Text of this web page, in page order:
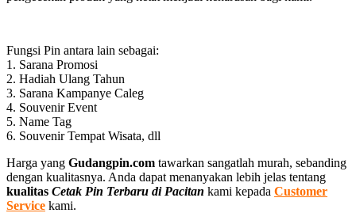
Fungsi Pin antara lain sebagai:
1. Sarana Promosi
2. Hadiah Ulang Tahun
3. Sarana Kampanye Caleg
4. Souvenir Event
5. Name Tag
6. Souvenir Tempat Wisata, dll
Harga yang Gudangpin.com tawarkan sangatlah murah, sebanding
dengan kualitasnya. Anda dapat menanyakan lebih jelas tentang
kualitas Cetak Pin Terbaru di Pacitan kami kepada Customer
Service kami.